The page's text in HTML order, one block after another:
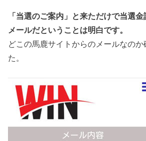
「当選のご案内」と来ただけで当選
メールだということは明白です。
どこの馬鹿サイトからのメールなのか
た。